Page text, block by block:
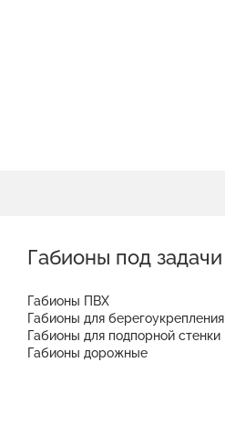
Габионы под задачи
Габионы ПВХ
Габионы для берегоукрепления
Габионы для подпорной стенки
Габионы дорожные